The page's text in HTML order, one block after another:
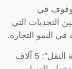
في
التحديات التي
النمو التجارة.
ختاما،نشير الى ان هذه هي تفاصيل “هيئة النقل”: 5 آلاف